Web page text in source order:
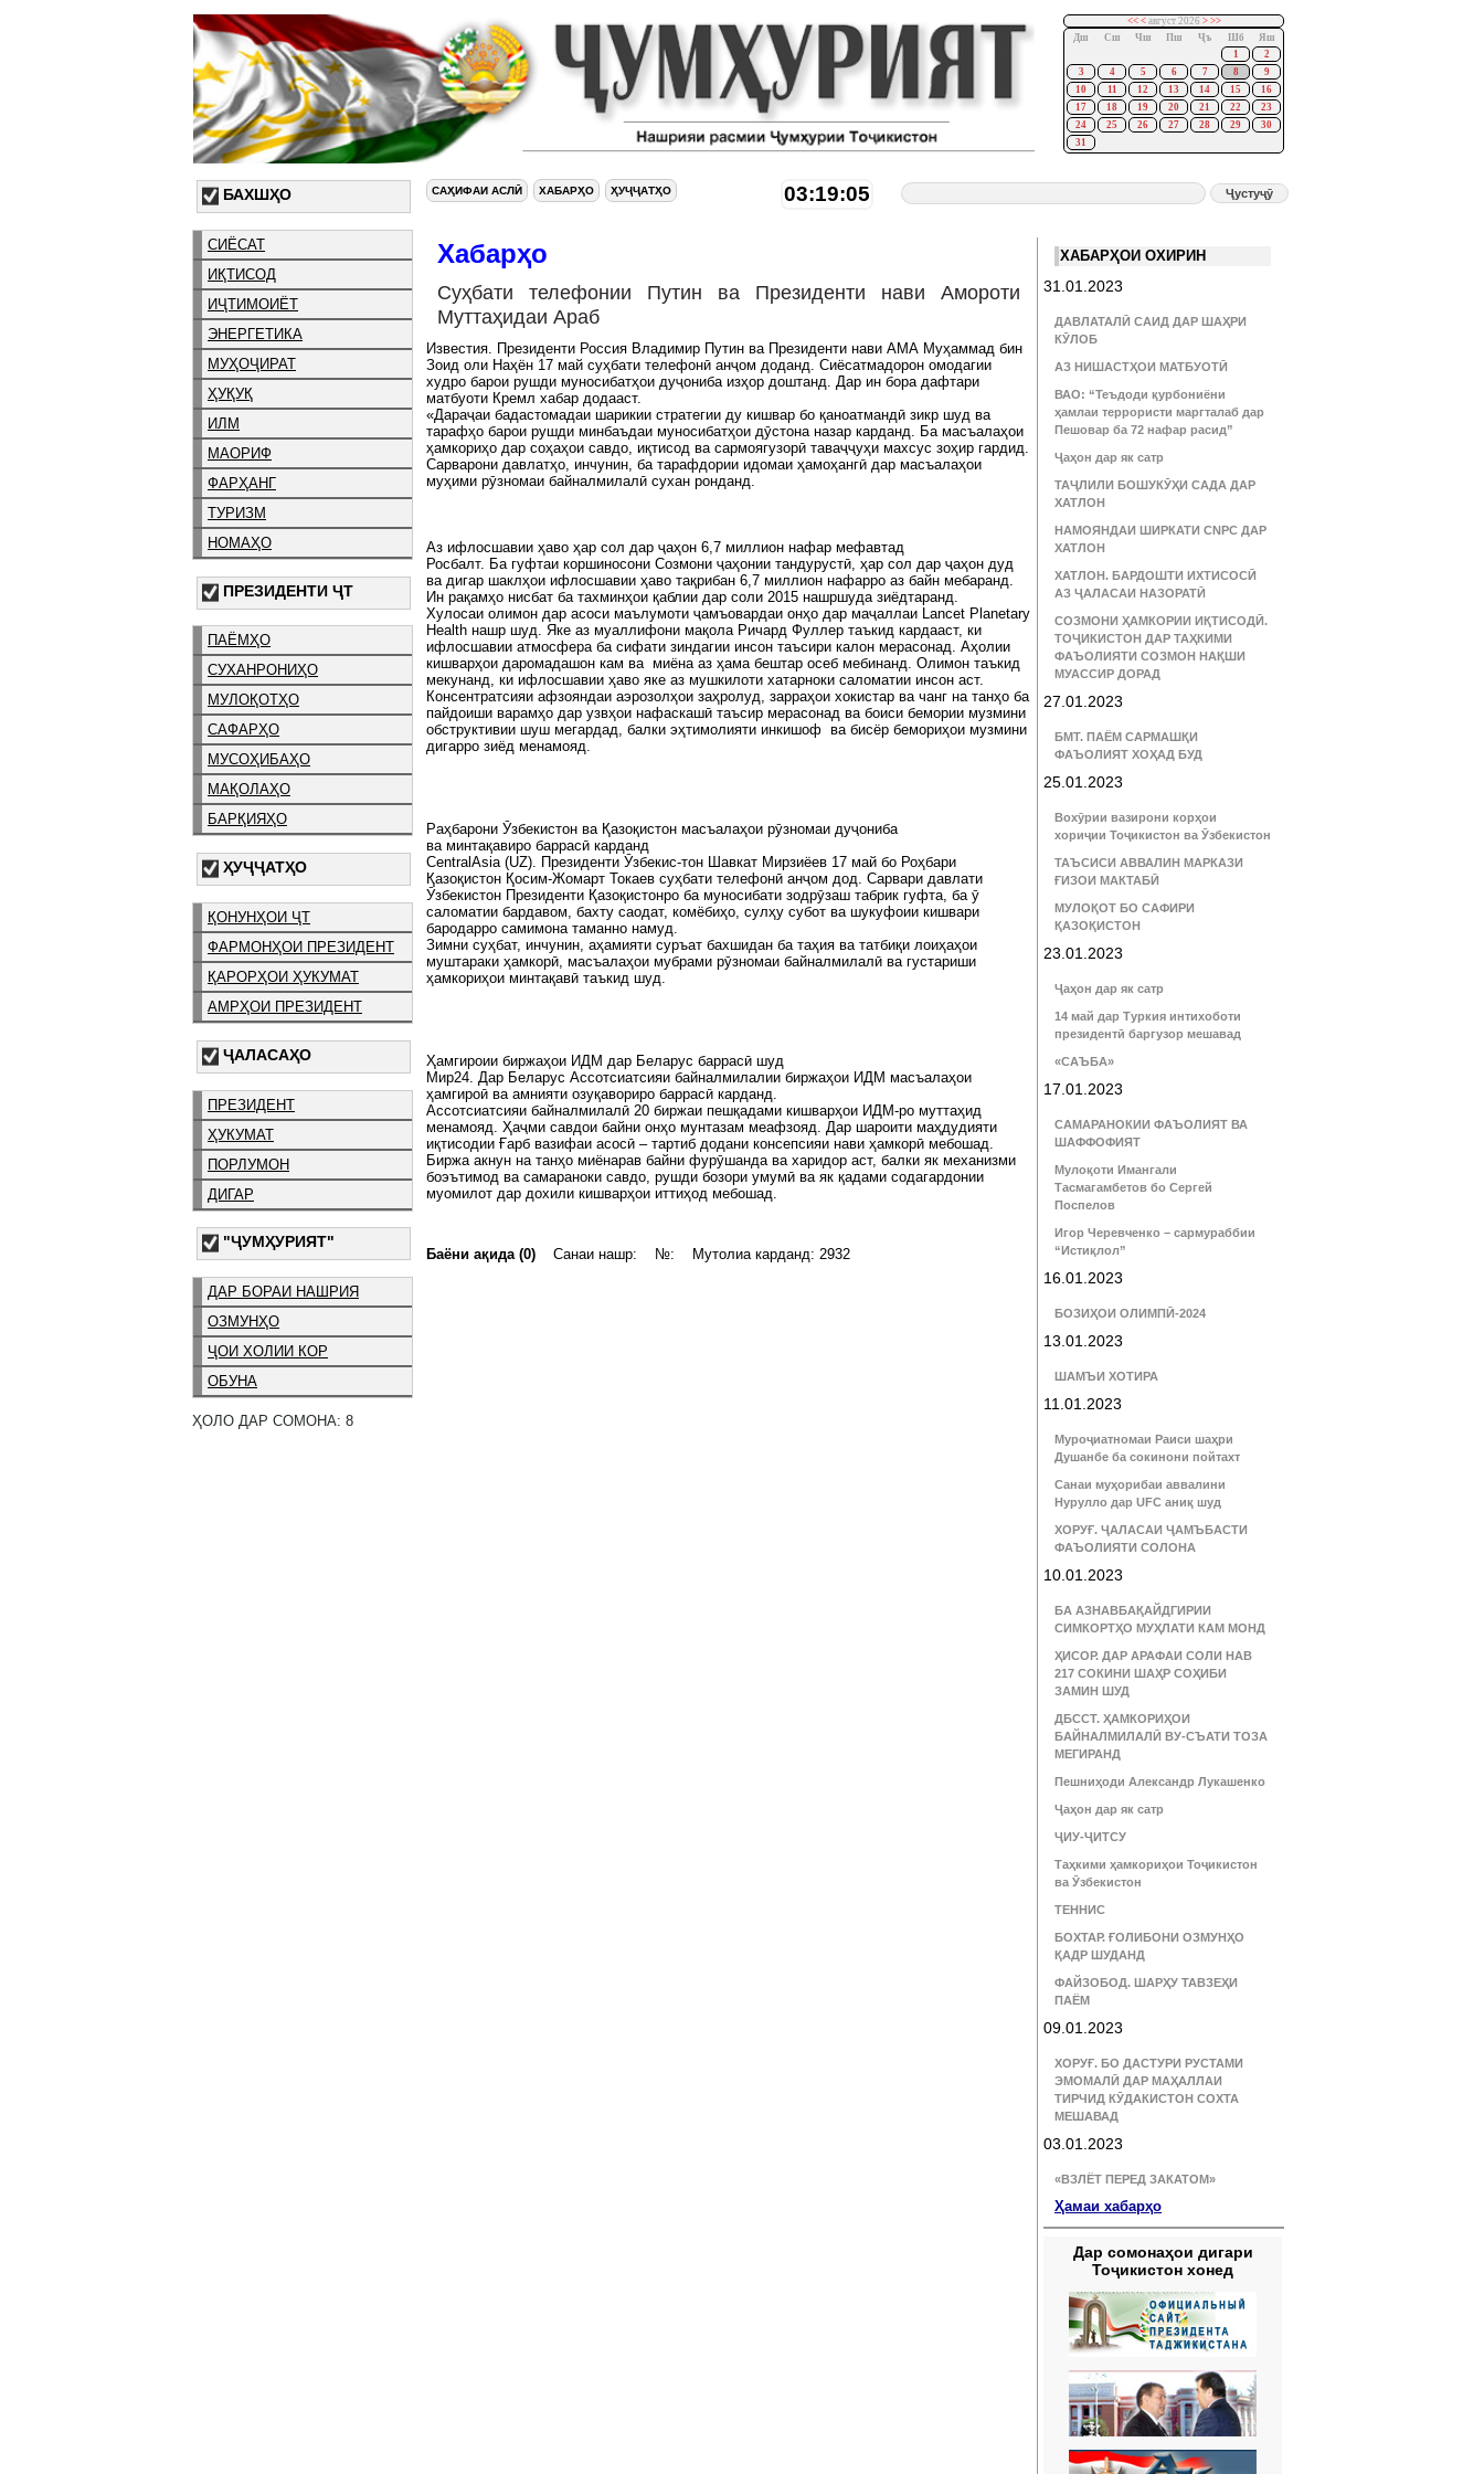
<< <август 2026 > >>
Дш
Сш Чш Пш Ҷъ Шб
Яш
1
2
3
4 5 6 7 8
9
10
11 12 13 14 15
16
17
18 19 20 21 22
23
24
25 26 27 28 29
30
31
БАХШҲО
СИЁСАТ
ИҚТИСОД
ИҶТИМОИЁТ
ЭНЕРГЕТИКА
МУҲОҶИРАТ
ҲУҚУҚ
ИЛМ
МАОРИФ
ФАРҲАНГ
ТУРИЗМ
НОМАҲО
ПРЕЗИДЕНТИ ҶТ
ПАЁМҲО
СУХАНРОНИҲО
МУЛОҚОТҲО
САФАРҲО
МУСОҲИБАҲО
МАҚОЛАҲО
БАРҚИЯҲО
ҲУҶҶАТҲО
ҚОНУНҲОИ ҶТ
ФАРМОНҲОИ ПРЕЗИДЕНТ
ҚАРОРҲОИ ҲУКУМАТ
АМРҲОИ ПРЕЗИДЕНТ
ҶАЛАСАҲО
ПРЕЗИДЕНТ
ҲУКУМАТ
ПОРЛУМОН
ДИГАР
"ҶУМҲУРИЯТ"
ДАР БОРАИ НАШРИЯ
ОЗМУНҲО
ҶОИ ХОЛИИ КОР
ОБУНА
ҲОЛО ДАР СОМОНА: 8
САҲИФАИ АСЛӢ ХАБАРҲО ҲУҶҶАТҲО 03:19:06
Хабарҳо
Суҳбати телефонии Путин ва Президенти нави Амороти
Муттаҳидаи Араб
Известия. Президенти Россия Владимир Путин ва Президенти нави АМА Муҳаммад бин
Зоид оли Наҳён 17 май суҳбати телефонӣ анҷом доданд. Сиёсатмадорон омодагии
худро барои рушди муносибатҳои дуҷониба изҳор доштанд. Дар ин бора дафтари
матбуоти Кремл хабар додааст.
«Дараҷаи бадастомадаи шарикии стратегии ду кишвар бо қаноатмандӣ зикр шуд ва
тарафҳо барои рушди минбаъдаи муносибатҳои дӯстона назар карданд. Ба масъалаҳои
ҳамкориҳо дар соҳаҳои савдо, иқтисод ва сармоягузорӣ таваҷҷуҳи махсус зоҳир гардид.
Сарварони давлатҳо, инчунин, ба тарафдории идомаи ҳамоҳангӣ дар масъалаҳои
муҳими рӯзномаи байналмилалӣ сухан ронданд.
Аз ифлосшавии ҳаво ҳар сол дар ҷаҳон 6,7 миллион нафар мефавтад
Росбалт. Ба гуфтаи коршиносони Созмони ҷаҳонии тандурустӣ, ҳар сол дар ҷаҳон дуд
ва дигар шаклҳои ифлосшавии ҳаво тақрибан 6,7 миллион нафарро аз байн мебаранд.
Ин рақамҳо нисбат ба тахминҳои қаблии дар соли 2015 нашршуда зиёдтаранд.
Хулосаи олимон дар асоси маълумоти ҷамъовардаи онҳо дар маҷаллаи Lancet Planetary
Health нашр шуд. Яке аз муаллифони мақола Ричард Фуллер таъкид кардааст, ки
ифлосшавии атмосфера ба сифати зиндагии инсон таъсири калон мерасонад. Аҳолии
кишварҳои даромадашон кам ва миёна аз ҳама бештар осеб мебинанд. Олимон таъкид
мекунанд, ки ифлосшавии ҳаво яке аз мушкилоти хатарноки саломатии инсон аст.
Консентратсияи афзояндаи аэрозолҳои заҳролуд, зарраҳои хокистар ва чанг на танҳо ба
пайдоиши варамҳо дар узвҳои нафаскашӣ таъсир мерасонад ва боиси бемории музмини
обструктивии шуш мегардад, балки эҳтимолияти инкишоф ва бисёр бемориҳои музмини
дигарро зиёд менамояд.
Раҳбарони Ӯзбекистон ва Қазоқистон масъалаҳои рӯзномаи дуҷониба
ва минтақавиро баррасӣ карданд
CentralAsia (UZ). Президенти Ӯзбекис-тон Шавкат Мирзиёев 17 май бо Роҳбари
Қазоқистон Қосим-Жомарт Токаев суҳбати телефонӣ анҷом дод. Сарвари давлати
Ӯзбекистон Президенти Қазоқистонро ба муносибати зодрӯзаш табрик гуфта, ба ӯ
саломатии бардавом, бахту саодат, комёбиҳо, сулҳу субот ва шукуфоии кишвари
бародарро самимона таманно намуд.
Зимни суҳбат, инчунин, аҳамияти суръат бахшидан ба таҳия ва татбиқи лоиҳаҳои
муштараки ҳамкорӣ, масъалаҳои мубрами рӯзномаи байналмилалӣ ва густариши
ҳамкориҳои минтақавӣ таъкид шуд.
Ҳамгироии биржаҳои ИДМ дар Беларус баррасӣ шуд
Мир24. Дар Беларус Ассотсиатсияи байналмилалии биржаҳои ИДМ масъалаҳои
ҳамгироӣ ва амнияти озуқавориро баррасӣ карданд.
Ассотсиатсияи байналмилалӣ 20 биржаи пешқадами кишварҳои ИДМ-ро муттаҳид
менамояд. Ҳаҷми савдои байни онҳо мунтазам меафзояд. Дар шароити маҳдудияти
иқтисодии Ғарб вазифаи асосӣ – тартиб додани консепсияи нави ҳамкорӣ мебошад.
Биржа акнун на танҳо миёнарав байни фурӯшанда ва харидор аст, балки як механизми
боэътимод ва самараноки савдо, рушди бозори умумӣ ва як қадами содагардонии
муомилот дар дохили кишварҳои иттиҳод мебошад.
Баёни ақида (0) Санаи нашр: №: Мутолиа карданд: 2932
ХАБАРҲОИ ОХИРИН
31.01.2023
ДАВЛАТАЛӢ САИД ДАР ШАҲРИ
КӮЛОБ
АЗ НИШАСТҲОИ МАТБУОТӢ
ВАО: “Теъдоди қурбониёни
ҳамлаи террористи маргталаб дар
Пешовар ба 72 нафар расид”
Ҷаҳон дар як сатр
ТАҶЛИЛИ БОШУКӮҲИ САДА ДАР
ХАТЛОН
НАМОЯНДАИ ШИРКАТИ CNPC ДАР
ХАТЛОН
ХАТЛОН. БАРДОШТИ ИХТИСОСӢ
АЗ ҶАЛАСАИ НАЗОРАТӢ
СОЗМОНИ ҲАМКОРИИ ИҚТИСОДӢ.
ТОҶИКИСТОН ДАР ТАҲКИМИ
ФАЪОЛИЯТИ СОЗМОН НАҚШИ
МУАССИР ДОРАД
27.01.2023
БМТ. ПАЁМ САРМАШҚИ
ФАЪОЛИЯТ ХОҲАД БУД
25.01.2023
Вохӯрии вазирони корҳои
хориҷии Тоҷикистон ва Ӯзбекистон
ТАЪСИСИ АВВАЛИН МАРКАЗИ
ҒИЗОИ МАКТАБӢ
МУЛОҚОТ БО САФИРИ
ҚАЗОҚИСТОН
23.01.2023
Ҷаҳон дар як сатр
14 май дар Туркия интихоботи
президентӣ баргузор мешавад
«САЪБА»
17.01.2023
САМАРАНОКИИ ФАЪОЛИЯТ ВА
ШАФФОФИЯТ
Мулоқоти Имангали
Тасмагамбетов бо Сергей
Поспелов
Игор Черевченко – сармураббии
“Истиқлол”
16.01.2023
БОЗИҲОИ ОЛИМПӢ-2024
13.01.2023
ШАМЪИ ХОТИРА
11.01.2023
Муроҷиатномаи Раиси шаҳри
Душанбе ба сокинони пойтахт
Санаи муҳорибаи аввалини
Нурулло дар UFC аниқ шуд
ХОРУҒ. ҶАЛАСАИ ҶАМЪБАСТИ
ФАЪОЛИЯТИ СОЛОНА
10.01.2023
БА АЗНАВБАҚАЙДГИРИИ
СИМКОРТҲО МУҲЛАТИ КАМ МОНД
ҲИСОР. ДАР АРАФАИ СОЛИ НАВ
217 СОКИНИ ШАҲР СОҲИБИ
ЗАМИН ШУД
ДБССТ. ҲАМКОРИҲОИ
БАЙНАЛМИЛАЛӢ ВУ-СЪАТИ ТОЗА
МЕГИРАНД
Пешниҳоди Александр Лукашенко
Ҷаҳон дар як сатр
ҶИУ-ҶИТСУ
Таҳкими ҳамкориҳои Тоҷикистон
ва Ӯзбекистон
ТЕННИС
БОХТАР. ҒОЛИБОНИ ОЗМУНҲО
ҚАДР ШУДАНД
ФАЙЗОБОД. ШАРҲУ ТАВЗЕҲИ
ПАЁМ
09.01.2023
ХОРУҒ. БО ДАСТУРИ РУСТАМИ
ЭМОМАЛӢ ДАР МАҲАЛЛАИ
ТИРЧИД КӮДАКИСТОН СОХТА
МЕШАВАД
03.01.2023
«ВЗЛЁТ ПЕРЕД ЗАКАТОМ»
Ҳамаи хабарҳо
Дар сомонаҳои дигари
Тоҷикистон хонед